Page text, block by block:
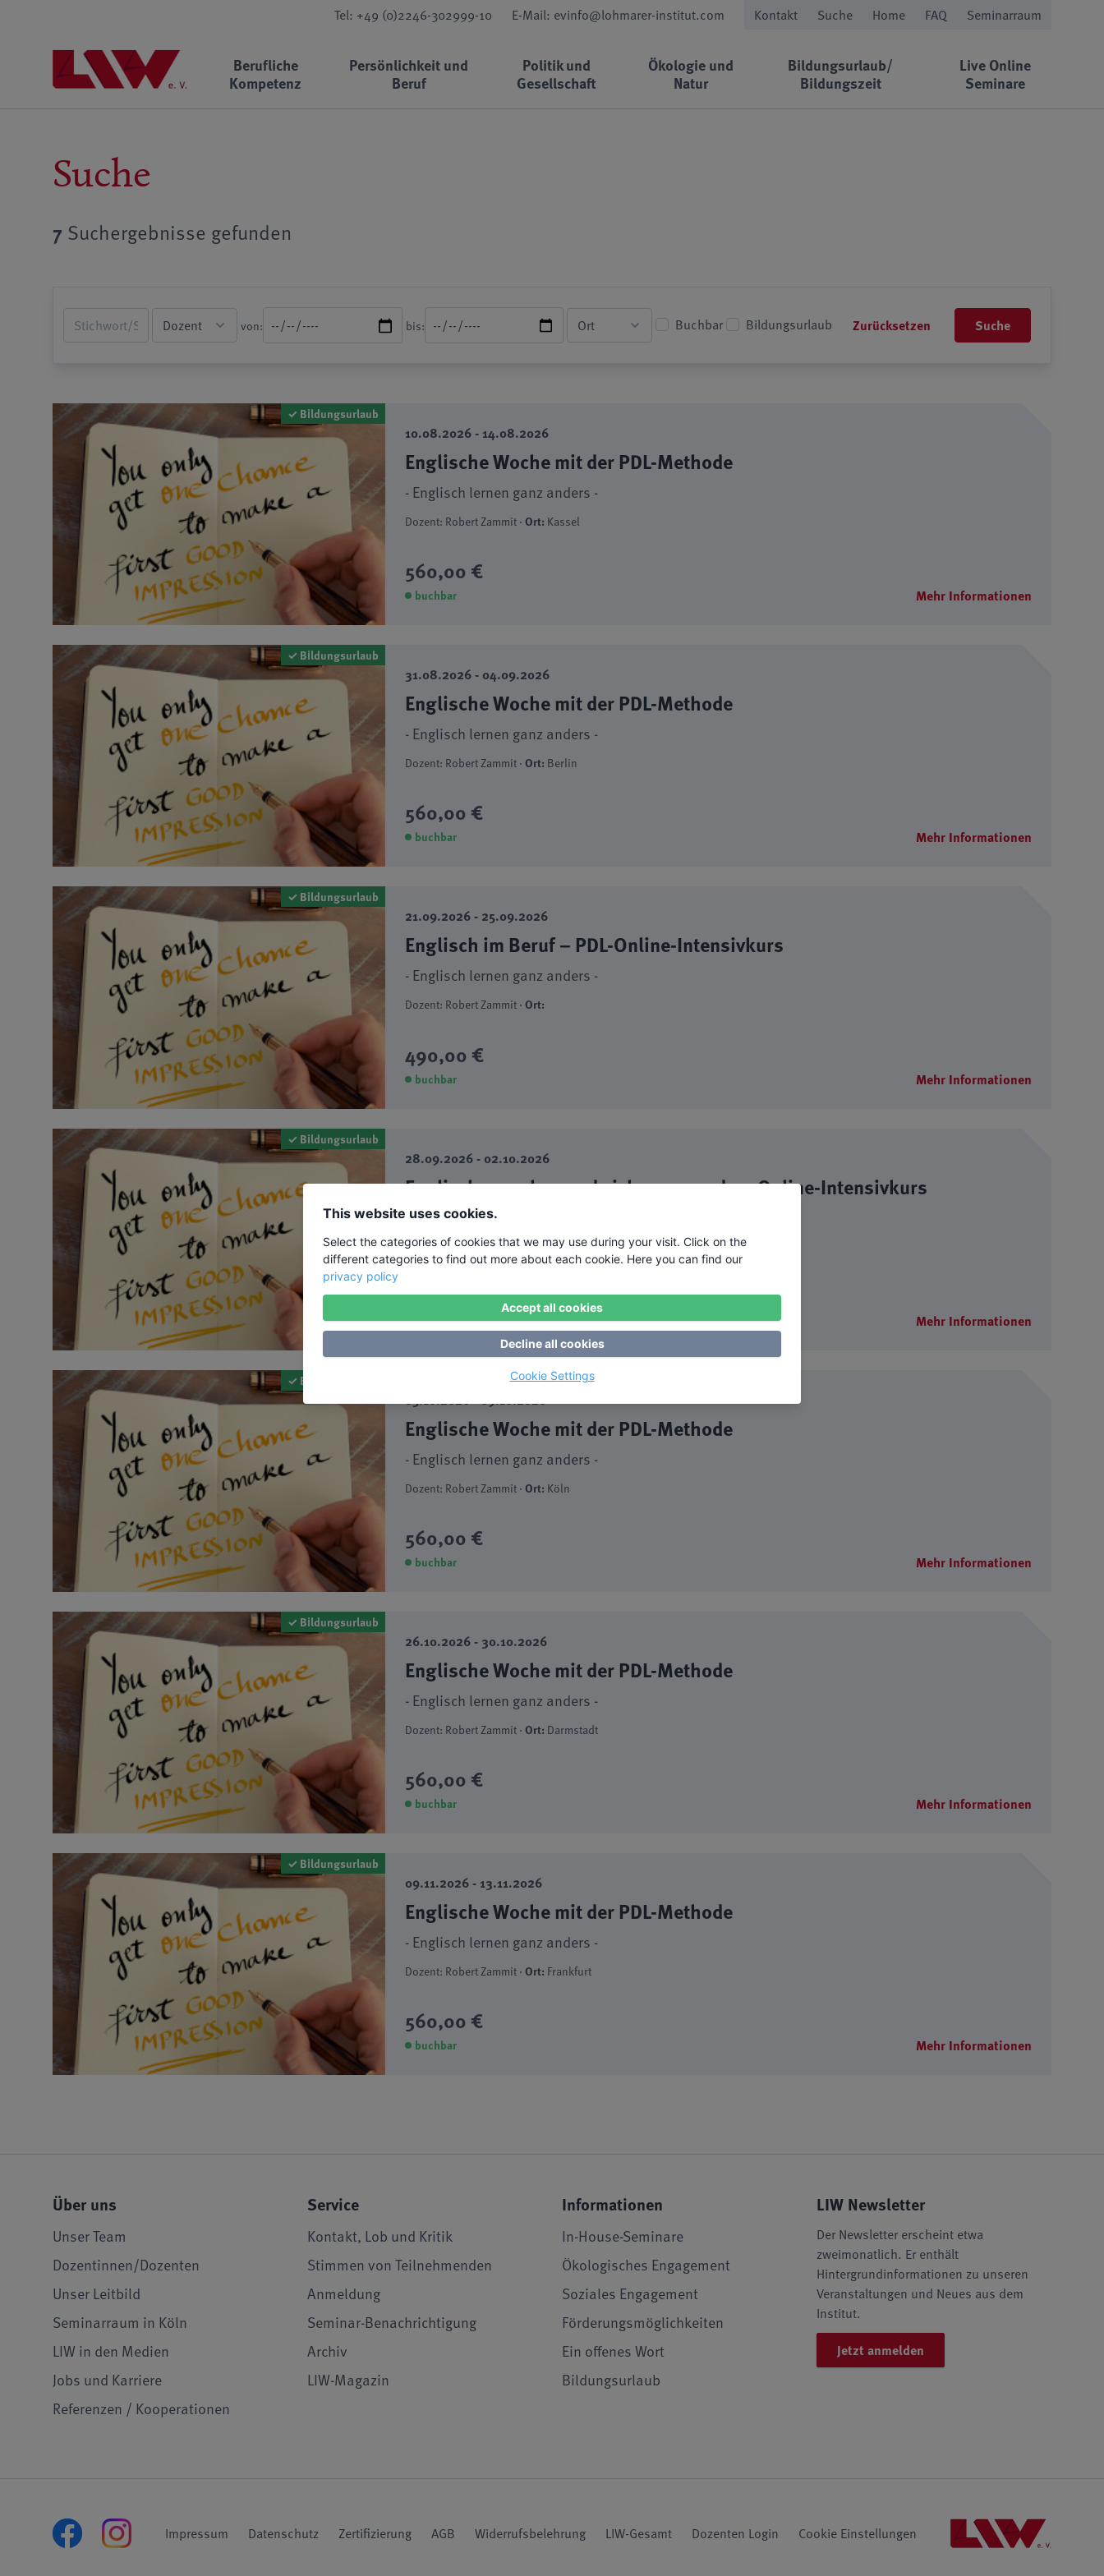
Tel: +49 (0)2246-302999-10 E-Mail: evinfo@lohmarer-institut.com Kontakt Suche Home FAQ Seminarraum
Berufliche
Kompetenz
Persönlichkeit und
Beruf
Politik und
Gesellschaft
Ökologie und
Natur
Bildungsurlaub/
Bildungszeit
Live Online
Seminare
Suche
7 Suchergebnisse gefunden
von: bis: Buchbar Bildungsurlaub Zurücksetzen Suche
✓ Bildungsurlaub
10.08.2026 - 14.08.2026
Englische Woche mit der PDL-Methode
- Englisch lernen ganz anders -
Dozent: Robert Zammit ·Ort: Kassel
560,00 €
buchbar Mehr Informationen
✓ Bildungsurlaub
31.08.2026 - 04.09.2026
Englische Woche mit der PDL-Methode
- Englisch lernen ganz anders -
Dozent: Robert Zammit ·Ort: Berlin
560,00 €
buchbar Mehr Informationen
✓ Bildungsurlaub
21.09.2026 - 25.09.2026
Englisch im Beruf – PDL-Online-Intensivkurs
- Englisch lernen ganz anders -
Dozent: Robert Zammit ·Ort:
490,00 €
buchbar Mehr Informationen
✓ Bildungsurlaub
28.09.2026 - 02.10.2026
Englisch sprechen und sicher anwenden -Online-Intensivkurs
- Englisch lernen ganz anders -
Dozent: Robert Zammit ·Ort:
490,00 €
buchbar Mehr Informationen
✓ Bildungsurlaub
05.10.2026 - 09.10.2026
Englische Woche mit der PDL-Methode
- Englisch lernen ganz anders -
Dozent: Robert Zammit ·Ort: Köln
560,00 €
buchbar Mehr Informationen
✓ Bildungsurlaub
26.10.2026 - 30.10.2026
Englische Woche mit der PDL-Methode
- Englisch lernen ganz anders -
Dozent: Robert Zammit ·Ort: Darmstadt
560,00 €
buchbar Mehr Informationen
✓ Bildungsurlaub
09.11.2026 - 13.11.2026
Englische Woche mit der PDL-Methode
- Englisch lernen ganz anders -
Dozent: Robert Zammit ·Ort: Frankfurt
560,00 €
buchbar Mehr Informationen
Über uns
Unser Team
Dozentinnen/Dozenten
Unser Leitbild
Seminarraum in Köln
LIW in den Medien
Jobs und Karriere
Referenzen / Kooperationen
Service
Kontakt, Lob und Kritik
Stimmen von Teilnehmenden
Anmeldung
Seminar-Benachrichtigung
Archiv
LIW-Magazin
Informationen
In-House-Seminare
Ökologisches Engagement
Soziales Engagement
Förderungsmöglichkeiten
Ein offenes Wort
Bildungsurlaub
LIW Newsletter
Der Newsletter erscheint etwa
zweimonatlich. Er enthält
Hintergrundinformationen zu unseren
Veranstaltungen und Neues aus dem
Institut.
Jetzt anmelden
Impressum Datenschutz Zertifizierung AGB Widerrufsbelehrung LIW-Gesamt Dozenten Login Cookie Einstellungen
This website uses cookies.
Select the categories of cookies that we may use during your visit. Click on the
different categories to find out more about each cookie. Here you can find our
privacy policy
Accept all cookies
Decline all cookies
Cookie Settings